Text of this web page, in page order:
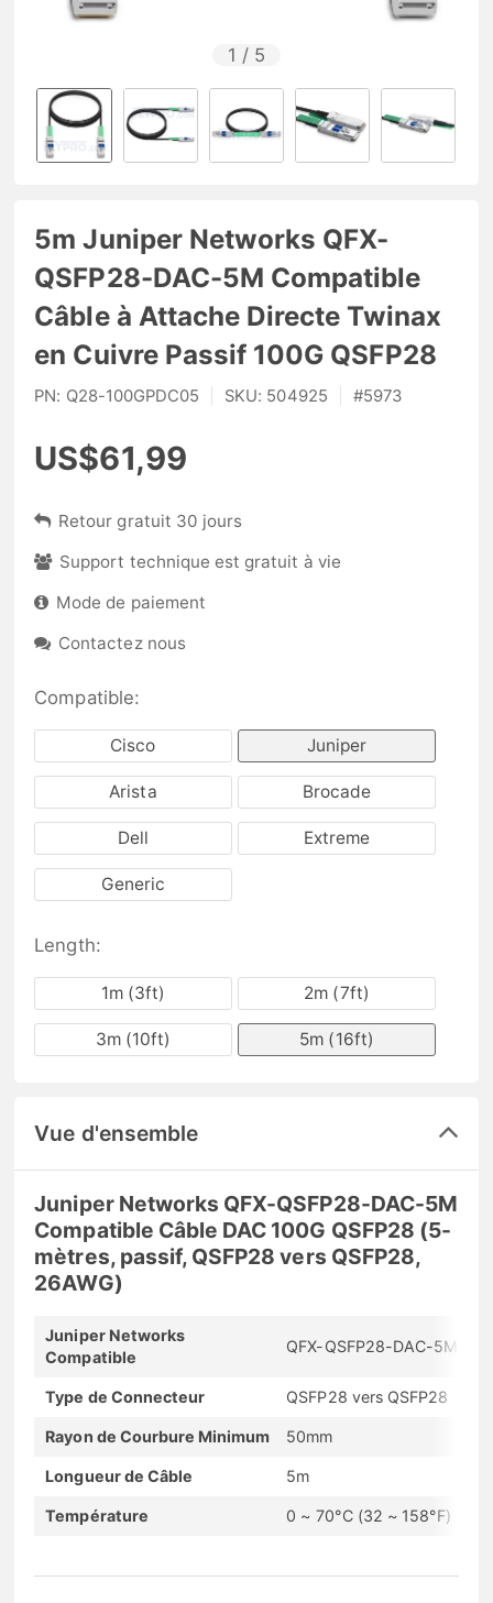
1 / 5
5m Juniper Networks QFX-
QSFP28-DAC-5M Compatible
Câble à Attache Directe Twinax
en Cuivre Passif 100G QSFP28
PN: Q28-100GPDC05 SKU: 504925 #5973
US$61,99
Retour gratuit 30 jours
Support technique est gratuit à vie
Mode de paiement
Contactez nous
Compatible:
Cisco Juniper
Arista Brocade
Dell Extreme
Generic
Length:
1m (3ft) 2m (7ft)
3m (10ft) 5m (16ft)
Vue d'ensemble
Juniper Networks QFX-QSFP28-DAC-5M
Compatible Câble DAC 100G QSFP28 (5-
mètres, passif, QSFP28 vers QSFP28,
26AWG)
Juniper Networks
Compatible
QFX-QSFP28-DAC-5M
Type de Connecteur QSFP28 vers QSFP28
Rayon de Courbure Minimum 50mm
Longueur de Câble 5m
Température 0 ~ 70°C (32 ~ 158°F)